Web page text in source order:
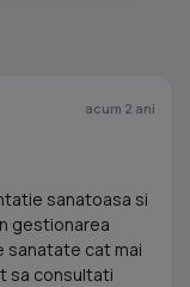
acum 2 ani
sanatoasa si
gestionarea
sanatate cat mai
sa consultati